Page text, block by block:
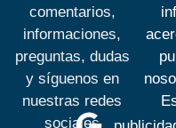
comentarios,
informaciones,
preguntas, dudas
y síguenos en
nuestras redes
sociales